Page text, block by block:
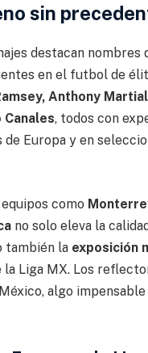
sin
destacan nombres
en el futbol de
Anthony
, todos con
de Europa y en
como
no solo eleva la calidad
también la exposición
la Liga MX. Los
algo impensable